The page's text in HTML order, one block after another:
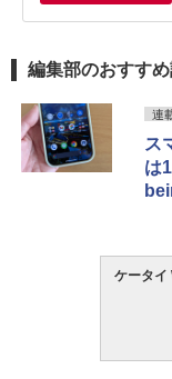
編集部のおすす
連
ス
は
ケータイ